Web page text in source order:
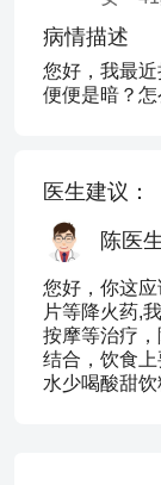
病情描述
您好，我最
便便是暗？
医生建议：
陈医生
您好，你这
片等降火药,
按摩等治疗
结合，饮食
水少喝酸甜